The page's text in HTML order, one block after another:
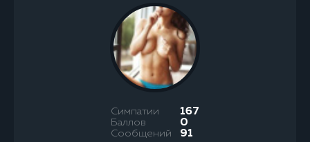
Симпатии 167
Баллов 0
Сообщений 91